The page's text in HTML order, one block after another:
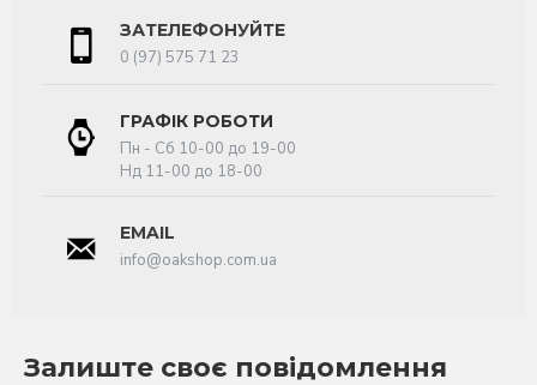
ЗАТЕЛЕФОНУЙТЕ
0 (97) 575 71 23
ГРАФІК РОБОТИ
Пн - Сб 10-00 до 19-00
Нд 11-00 до 18-00
EMAIL
info@oakshop.com.ua
Залиште своє повідомлення